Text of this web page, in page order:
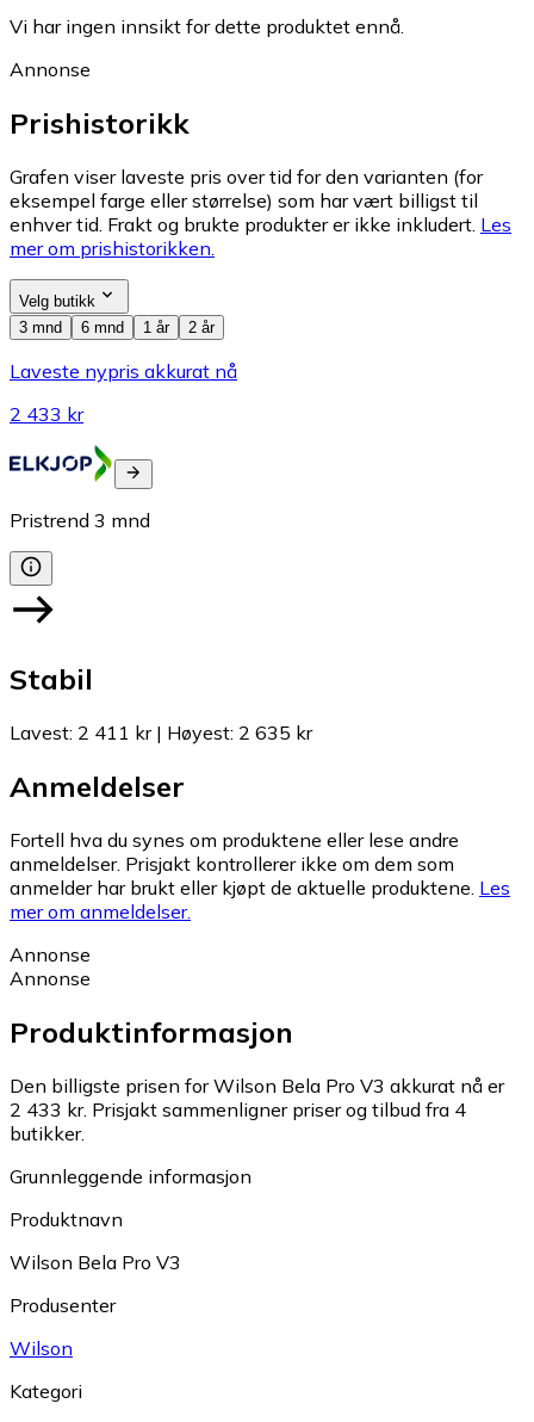
Vi har ingen innsikt for dette produktet ennå.
Annonse
Prishistorikk
Grafen viser laveste pris over tid for den varianten (for
eksempel farge eller størrelse) som har vært billigst til
enhver tid. Frakt og brukte produkter er ikke inkludert. Les
mer om prishistorikken.
Velg butikk
3 mnd
6 mnd 1 år 2 år
Laveste nypris akkurat nå
2 433 kr
Pristrend 3 mnd
Stabil
Lavest: 2 411 kr| Høyest: 2 635 kr
Anmeldelser
Fortell hva du synes om produktene eller lese andre
anmeldelser. Prisjakt kontrollerer ikke om dem som
anmelder har brukt eller kjøpt de aktuelle produktene. Les
mer om anmeldelser.
Annonse
Annonse
Produktinformasjon
Den billigste prisen for Wilson Bela Pro V3 akkurat nå er
2 433 kr. Prisjakt sammenligner priser og tilbud fra 4
butikker.
Grunnleggende informasjon
Produktnavn
Wilson Bela Pro V3
Produsenter
Wilson
Kategori